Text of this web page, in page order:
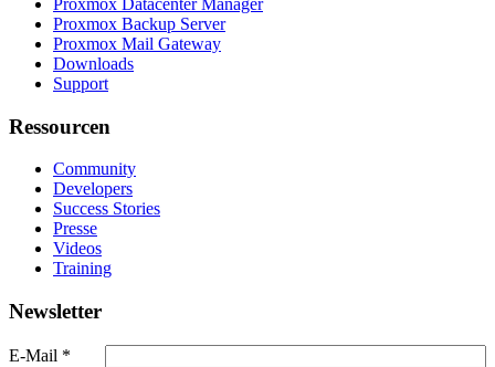
Proxmox Backup Server
Proxmox Mail Gateway
Downloads
Support
Ressourcen
Community
Developers
Success Stories
Presse
Videos
Training
Newsletter
E-Mail *